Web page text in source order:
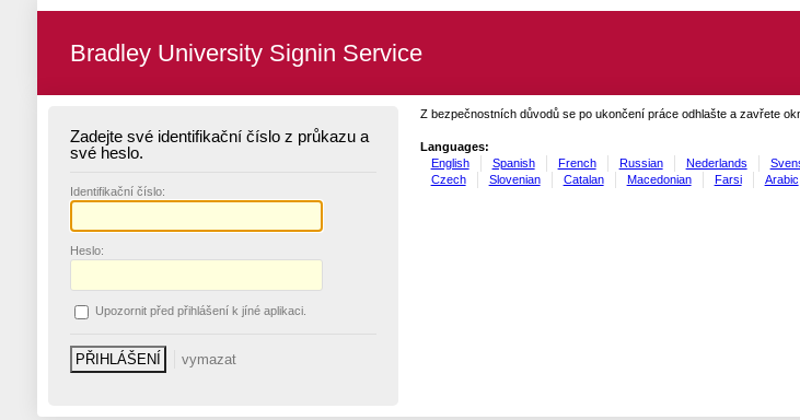
Bradley University Signin Service
Zadejte své identifikační číslo z průkazu a
své heslo.
Identifikační číslo:
Heslo:
Upozornit před přihlášení k jíné aplikaci.
Z bezpečnostních důvodů se po ukončení práce odhlašte a zavřete
Languages:
English
Spanish French Russian Nederlands
Czech
Slovenian Catalan Macedonian Farsi Arabic